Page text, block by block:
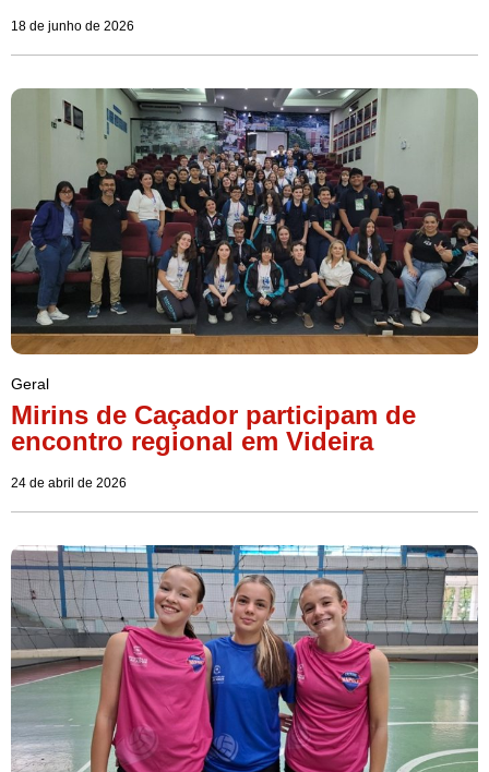
18 de junho de 2026
Geral
Mirins de Caçador participam de
encontro regional em Videira
24 de abril de 2026